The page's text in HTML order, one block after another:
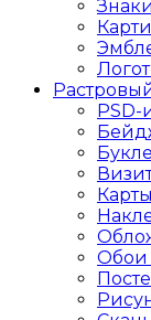
Знаки
PSD-
Карты
Обои